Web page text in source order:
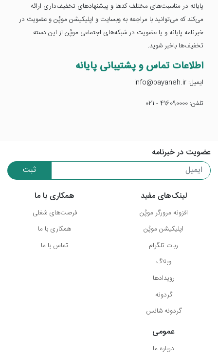
پایانه در مناسبت‌های مختلف کدها و پیشنهادهای تخفیف‌داری ارائه
می‌کند که می‌توانید با مراجعه به وبسایت و اپلیکیشن موپُن و عضویت در
خبرنامه پایانه و یا عضویت در شبکه‌های اجتماعی موپُن از این دسته
تخفیف‌ها باخبر شوید.
اطلاعات تماس و پشتیبانی پایانه
ایمیل: info@payaneh.ir
تلفن: 416090000 - 021
عضویت در خبرنامه
ثبت
لینک‌های مفید
افزونه مرورگر موپُن
اپلیکیشن موپُن
ربات تلگرام
وبلاگ
رویدادها
گردونه
گردونه شانس
همکاری با ما
فرصت‌های شغلی
همکاری با ما
تماس با ما
عمومی
درباره ما